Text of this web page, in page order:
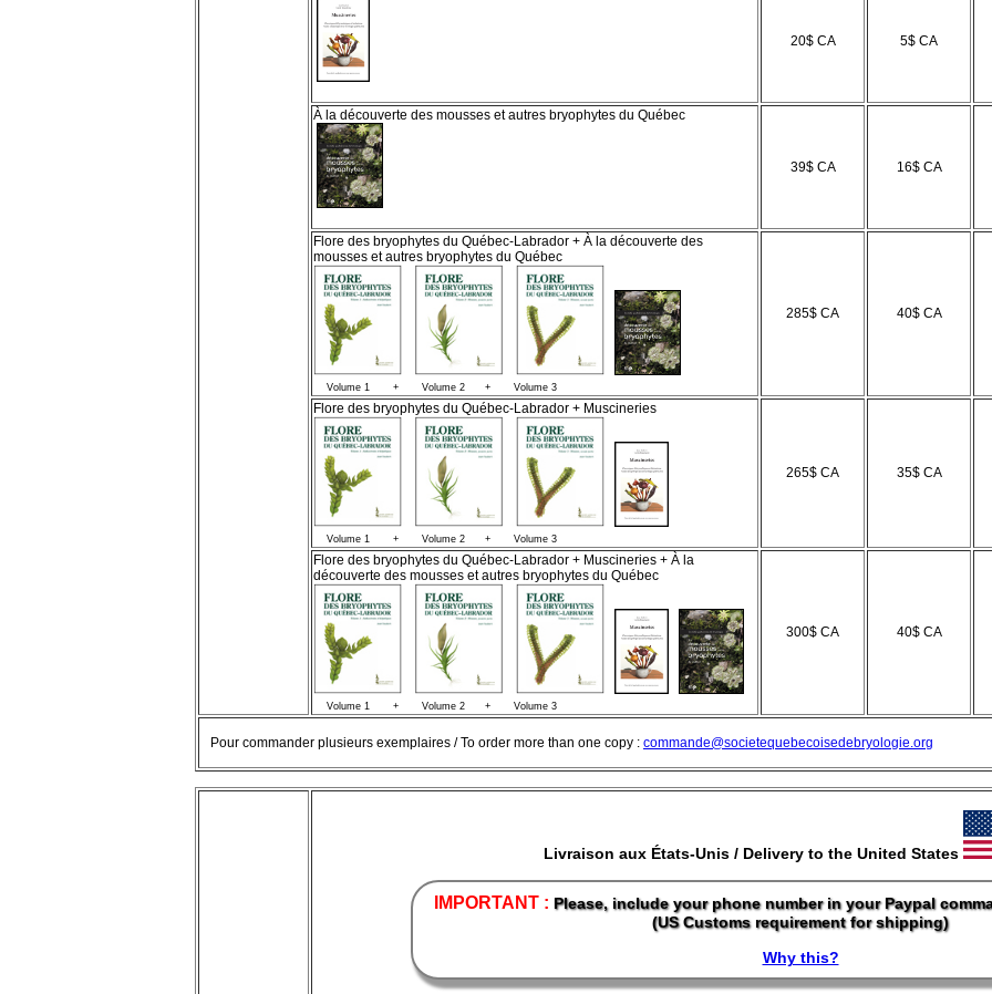
20$ CA 5$ CA
À la découverte des mousses et autres bryophytes du Québec
39$ CA 16$ CA
Flore des bryophytes du Québec-Labrador + À la découverte des
mousses et autres bryophytes du Québec
Volume 1 + Volume 2 + Volume 3
285$ CA 40$ CA
Flore des bryophytes du Québec-Labrador + Muscineries
Volume 1 + Volume 2 + Volume 3
265$ CA 35$ CA
Flore des bryophytes du Québec-Labrador + Muscineries + À la
découverte des mousses et autres bryophytes du Québec
Volume 1 + Volume 2 + Volume 3
300$ CA 40$ CA
Pour commander plusieurs exemplaires / To order more than one copy : commande@societequebecoisedebryologie.org
Livraison aux États-Unis / Delivery to the United States
IMPORTANT : Please, include your phone number in your Paypal
(US Customs requirement for shipping)
Why this?